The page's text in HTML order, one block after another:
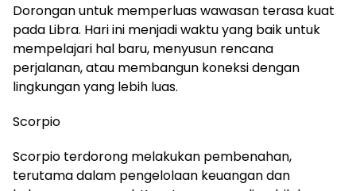
Dorongan untuk memperluas wawasan terasa kuat
pada Libra. Hari ini menjadi waktu yang baik untuk
mempelajari hal baru, menyusun rencana
perjalanan, atau membangun koneksi dengan
lingkungan yang lebih luas.
Scorpio
Scorpio terdorong melakukan pembenahan,
terutama dalam pengelolaan keuangan dan